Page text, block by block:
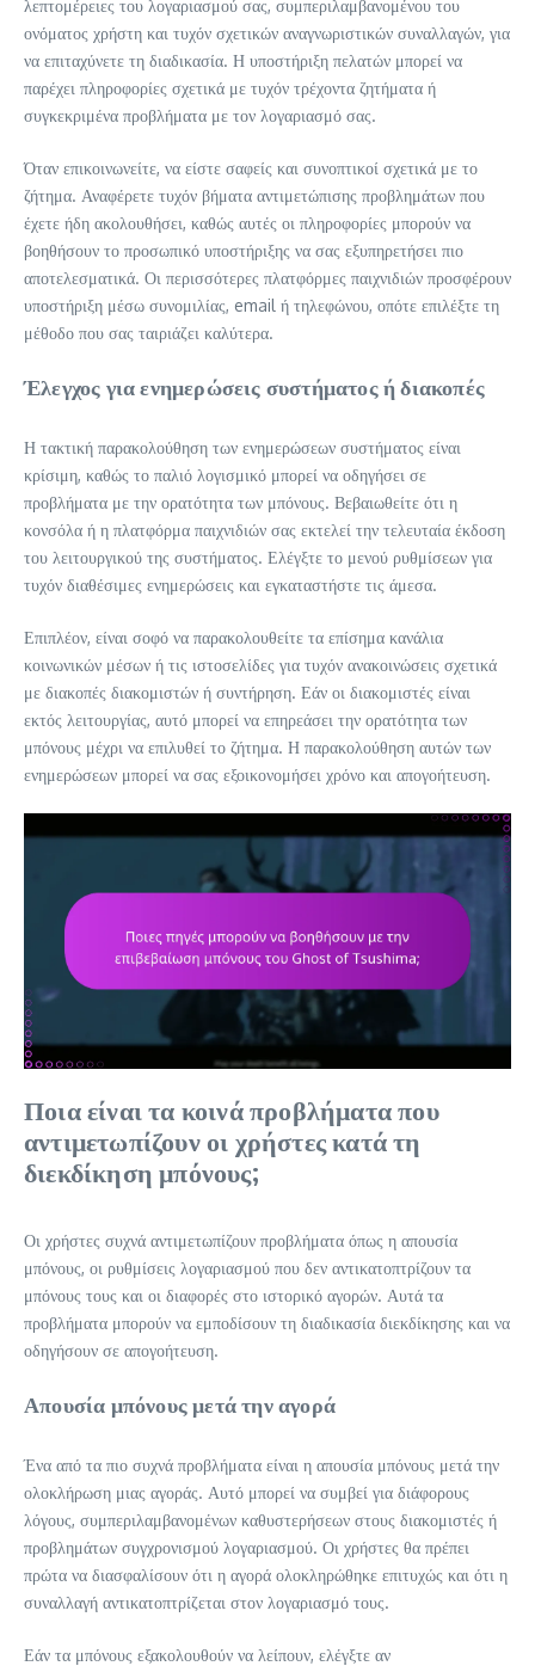
λεπτομέρειες του λογαριασμού σας, συμπεριλαμβανομένου του
ονόματος χρήστη και τυχόν σχετικών αναγνωριστικών συναλλαγών, για
να επιταχύνετε τη διαδικασία. Η υποστήριξη πελατών μπορεί να
παρέχει πληροφορίες σχετικά με τυχόν τρέχοντα ζητήματα ή
συγκεκριμένα προβλήματα με τον λογαριασμό σας.
Όταν επικοινωνείτε, να είστε σαφείς και συνοπτικοί σχετικά με το
ζήτημα. Αναφέρετε τυχόν βήματα αντιμετώπισης προβλημάτων που
έχετε ήδη ακολουθήσει, καθώς αυτές οι πληροφορίες μπορούν να
βοηθήσουν το προσωπικό υποστήριξης να σας εξυπηρετήσει πιο
αποτελεσματικά. Οι περισσότερες πλατφόρμες παιχνιδιών προσφέρουν
υποστήριξη μέσω συνομιλίας, email ή τηλεφώνου, οπότε επιλέξτε τη
μέθοδο που σας ταιριάζει καλύτερα.
Έλεγχος για ενημερώσεις συστήματος ή διακοπές
Η τακτική παρακολούθηση των ενημερώσεων συστήματος είναι
κρίσιμη, καθώς το παλιό λογισμικό μπορεί να οδηγήσει σε
προβλήματα με την ορατότητα των μπόνους. Βεβαιωθείτε ότι η
κονσόλα ή η πλατφόρμα παιχνιδιών σας εκτελεί την τελευταία έκδοση
του λειτουργικού της συστήματος. Ελέγξτε το μενού ρυθμίσεων για
τυχόν διαθέσιμες ενημερώσεις και εγκαταστήστε τις άμεσα.
Επιπλέον, είναι σοφό να παρακολουθείτε τα επίσημα κανάλια
κοινωνικών μέσων ή τις ιστοσελίδες για τυχόν ανακοινώσεις σχετικά
με διακοπές διακομιστών ή συντήρηση. Εάν οι διακομιστές είναι
εκτός λειτουργίας, αυτό μπορεί να επηρεάσει την ορατότητα των
μπόνους μέχρι να επιλυθεί το ζήτημα. Η παρακολούθηση αυτών των
ενημερώσεων μπορεί να σας εξοικονομήσει χρόνο και απογοήτευση.
Ποια είναι τα κοινά προβλήματα που
αντιμετωπίζουν οι χρήστες κατά τη
διεκδίκηση μπόνους;
Οι χρήστες συχνά αντιμετωπίζουν προβλήματα όπως η απουσία
μπόνους, οι ρυθμίσεις λογαριασμού που δεν αντικατοπτρίζουν τα
μπόνους τους και οι διαφορές στο ιστορικό αγορών. Αυτά τα
προβλήματα μπορούν να εμποδίσουν τη διαδικασία διεκδίκησης και να
οδηγήσουν σε απογοήτευση.
Απουσία μπόνους μετά την αγορά
Ένα από τα πιο συχνά προβλήματα είναι η απουσία μπόνους μετά την
ολοκλήρωση μιας αγοράς. Αυτό μπορεί να συμβεί για διάφορους
λόγους, συμπεριλαμβανομένων καθυστερήσεων στους διακομιστές ή
προβλημάτων συγχρονισμού λογαριασμού. Οι χρήστες θα πρέπει
πρώτα να διασφαλίσουν ότι η αγορά ολοκληρώθηκε επιτυχώς και ότι η
συναλλαγή αντικατοπτρίζεται στον λογαριασμό τους.
Εάν τα μπόνους εξακολουθούν να λείπουν, ελέγξτε αν